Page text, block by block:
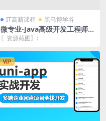
IT高薪课程 黑马博学谷
微专业-Java高级开发工程师 |
完结
〖资源截图〗:
VIP